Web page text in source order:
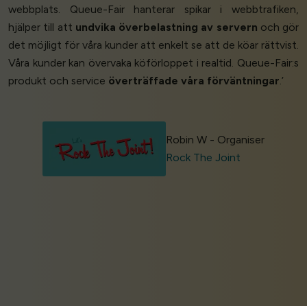
webbplats. Queue-Fair hanterar spikar i webbtrafiken,
hjälper till att undvika överbelastning av servern och gör
det möjligt för våra kunder att enkelt se att de köar rättvist.
Våra kunder kan övervaka köförloppet i realtid. Queue-Fair:s
produkt och service överträffade våra förväntningar.’
Robin W - Organiser
Rock The Joint